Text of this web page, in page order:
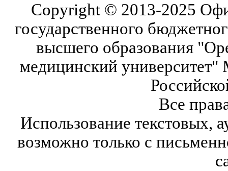
Copyright © 2013-2025
государственного
высшего образования
медицинский университет"
Все
Использование текстовых,
возможно только с